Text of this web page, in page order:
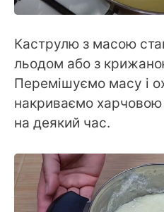
Каструлю з масою
льодом або з
Перемішуємо масу і
накриваємо
на деякий час.